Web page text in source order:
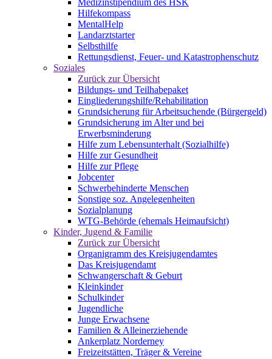
Hilfekompass
MentalHelp
Landarztstarter
Selbsthilfe
Rettungsdienst, Feuer- und Katastrophenschutz
Soziales
Zurück zur Übersicht
Bildungs- und Teilhabepaket
Eingliederungshilfe/Rehabilitation
Grundsicherung für Arbeitsuchende (Bürgergeld)
Grundsicherung im Alter und bei
Erwerbsminderung
Hilfe zum Lebensunterhalt (Sozialhilfe)
Hilfe zur Gesundheit
Hilfe zur Pflege
Jobcenter
Schwerbehinderte Menschen
Sonstige soz. Angelegenheiten
Sozialplanung
WTG-Behörde (ehemals Heimaufsicht)
Kinder, Jugend & Familie
Zurück zur Übersicht
Organigramm des Kreisjugendamtes
Das Kreisjugendamt
Schwangerschaft & Geburt
Kleinkinder
Schulkinder
Jugendliche
Junge Erwachsene
Familien & Alleinerziehende
Ankerplatz Norderney
Freizeitstätten, Träger & Vereine